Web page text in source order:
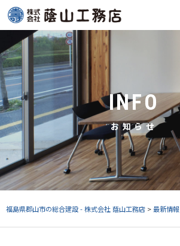
Skip
to
content
INFO
お知らせ
福島県郡山市の総合建設 - 株式会社 蔭山工務店 >最新情報